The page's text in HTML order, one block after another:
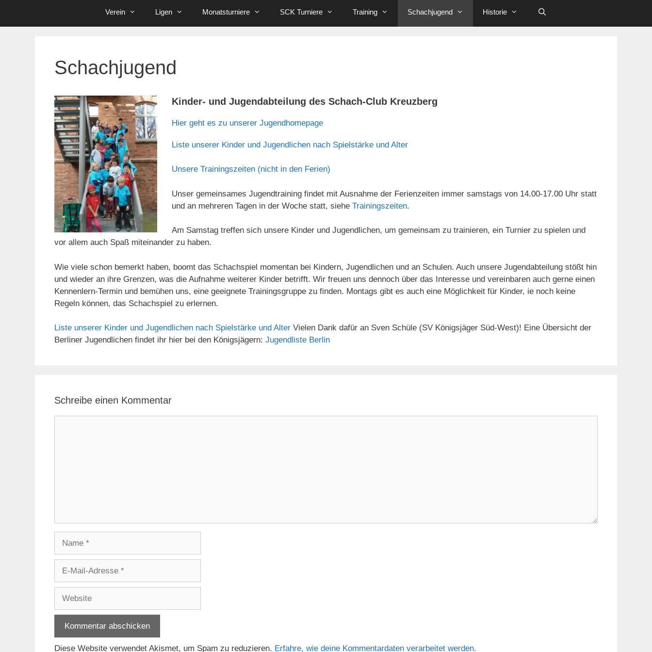
Verein Ligen Monatsturniere SCK Turniere Training Schachjugend Historie
Schachjugend
Kinder- und Jugendabteilung des Schach-Club Kreuzberg
Hier geht es zu unserer Jugendhomepage
Liste unserer Kinder und Jugendlichen nach Spielstärke und Alter
Unsere Trainingszeiten (nicht in den Ferien)
Unser gemeinsames Jugendtraining findet mit Ausnahme der Ferienzeiten immer samstags von 14.00-17.00 Uhr statt
und an mehreren Tagen in der Woche statt, siehe Trainingszeiten.
Am Samstag treffen sich unsere Kinder und Jugendlichen, um gemeinsam zu trainieren, ein Turnier zu spielen und
vor allem auch Spaß miteinander zu haben.
Wie viele schon bemerkt haben, boomt das Schachspiel momentan bei Kindern, Jugendlichen und an Schulen. Auch unsere Jugendabteilung stößt hin
und wieder an ihre Grenzen, was die Aufnahme weiterer Kinder betrifft. Wir freuen uns dennoch über das Interesse und vereinbaren auch gerne einen
Kennenlern-Termin und bemühen uns, eine geeignete Trainingsgruppe zu finden. Montags gibt es auch eine Möglichkeit für Kinder, ie noch keine
Regeln können, das Schachspiel zu erlernen.
Liste unserer Kinder und Jugendlichen nach Spielstärke und Alter Vielen Dank dafür an Sven Schüle (SV Königsjäger Süd-West)! Eine Übersicht der
Berliner Jugendlichen findet ihr hier bei den Königsjägern: Jugendliste Berlin
Schreibe einen Kommentar
Adresse
Diese Website verwendet Akismet, um Spam zu reduzieren. Erfahre, wie deine Kommentardaten verarbeitet werden.